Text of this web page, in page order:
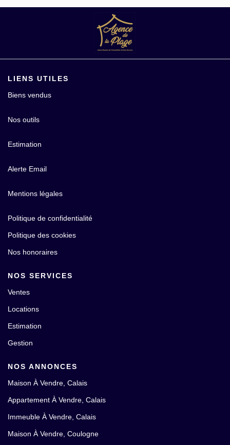
LIENS UTILES
Biens vendus
Nos outils
Estimation
Alerte Email
Mentions légales
Politique de confidentialité
Politique des cookies
Nos honoraires
NOS SERVICES
Ventes
Locations
Estimation
Gestion
NOS ANNONCES
Maison À Vendre, Calais
Appartement À Vendre, Calais
Immeuble À Vendre, Calais
Maison À Vendre, Coulogne